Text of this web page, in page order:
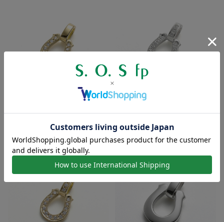
- K18イエローゴールド ...
ンダント - シルバー w/ラ...